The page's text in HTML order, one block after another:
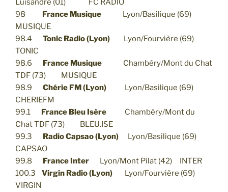
Luisandre (01) FC RADIO
98 France Musique Lyon/Basilique (69)
MUSIQUE
98.4 Tonic Radio (Lyon) Lyon/Fourvière (69)
TONIC
98.6 France Musique Chambéry/Mont du Chat
TDF (73) MUSIQUE
98.9 Chérie FM (Lyon) Lyon/Basilique (69)
CHERIEFM
99.1 France Bleu Isère Chambéry/Mont du
Chat TDF (73) BLEU.ISE
99.3 Radio Capsao (Lyon) Lyon/Basilique (69)
CAPSAO
99.8 France Inter Lyon/Mont Pilat (42) INTER
100.3 Virgin Radio (Lyon) Lyon/Fourvière (69)
VIRGIN